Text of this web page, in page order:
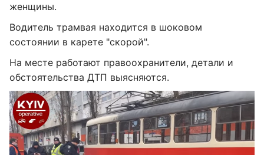
женщины.
Водитель трамвая находится в шоковом
состоянии в карете "скорой".
На месте работают правоохранители, детали и
обстоятельства ДТП выясняются.